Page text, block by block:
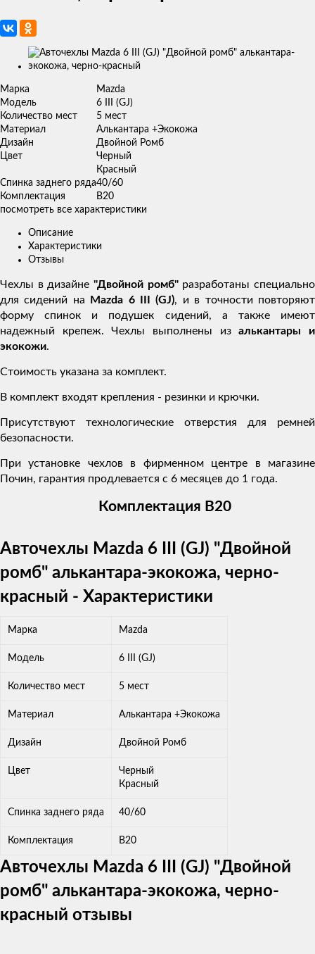
Изображения
Марка
Mazda
Модель
6 III (GJ)
Количество мест
5 мест
Материал
Алькантара +Экокожа
Дизайн
Двойной Ромб
Цвет
Черный
Красный
Спинка заднего ряда40/60
Комплектация
В20
посмотреть все характеристики
Описание
Характеристики
Отзывы
Чехлы в дизайне "Двойной ромб"разработаны специально
для сидений на
Mazda 6 III (GJ), и в точности повторяют
форму спинок и подушек сидений, а также имеют
надежный крепеж. Чехлы выполнены изалькантары и
экокожи.
Стоимость указана за комплект.
В комплект входят крепления - резинки и крючки.
Присутствуют технологические отверстия для ремней
безопасности.
При установке чехлов в фирменном центре в магазине
Почин, гарантия продлевается с 6 месяцев до 1 года.
Комплектация В20
Авточехлы Mazda 6 III (GJ) "Двойной
ромб" алькантара-экокожа, черно-
красный - Характеристики
Марка Mazda
Модель 6 III (GJ)
Количество мест 5 мест
Материал Алькантара +Экокожа
Дизайн Двойной Ромб
Цвет
Черный
Красный
Спинка заднего ряда 40/60
Комплектация В20
Авточехлы Mazda 6 III (GJ) "Двойной
ромб" алькантара-экокожа, черно-
красный отзывы